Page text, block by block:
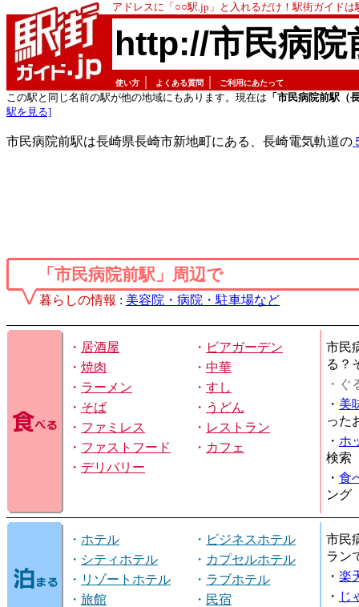
アドレスに「○○駅.jp」と入れるだけ！駅街ガイド
http://市民病院
使い方 よくある質問 ご利用にあたって
この駅と同じ名前の駅が他の地域にもあります。現在は 「市民病院前駅（
駅を見る]
市民病院前駅は長崎県長崎市新地町にある、長崎電気軌道の
「市民病院前駅」周辺で
暮らしの情報 : 美容院・病院・駐車場など
・ 居酒屋 ・ ビアガーデン
・ 焼肉 ・ 中華
・ ラーメン ・ すし
・ そば ・ うどん
・ ファミレス ・ レストラン
・ ファストフード ・ カフェ
・ デリバリー
市民
る？
・ぐ
・ 美
った
・ ホ
検索
・ 食
ング
・ ホテル ・ ビジネスホテル
・ シティホテル ・ カプセルホテル
・ リゾートホテル ・ ラブホテル
・ 旅館 ・ 民宿
市民
ラン
・ 楽
・ じ